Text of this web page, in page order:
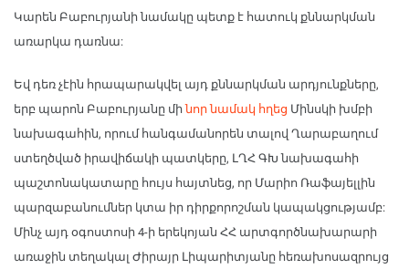
Կարեն Բաբուրյանի նամակը պետք է հատուկ քննարկման
առարկա դառնա:
Եվ դեռ չէին հրապարակվել այդ քննարկման արդյունքները,
երբ պարոն Բաբուրյանը մինոր նամակ հղեց Մինսկի խմբի
նախագահին, որում հանգամանորեն տալով Ղարաբաղում
ստեղծված իրավիճակի պատկերը, ԼՂՀ ԳԽ նախագահի
պաշտոնակատարը հույս հայտնեց, որ Մարիո Ռաֆայելլին
պարզաբանումներ կտա իր դիրքորոշման կապակցությամբ:
Մինչ այդ օգոստոսի 4-ի երեկոյան ՀՀ արտգործնախարարի
առաջին տեղակալ Ժիրայր Լիպարիտյանը հեռախոսազրույց